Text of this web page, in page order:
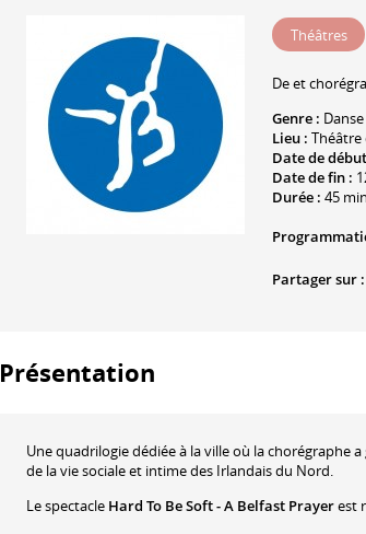
Théâtres
De et
Genre : Danse
Lieu : Théâtre
Date de
Date de fin :
Durée : 45 min
Partager sur :
Présentation
Une quadrilogie dédiée à la ville où la chorégraphe
de la vie sociale et intime des Irlandais du Nord.
Le spectacle Hard To Be Soft - A Belfast Prayerest